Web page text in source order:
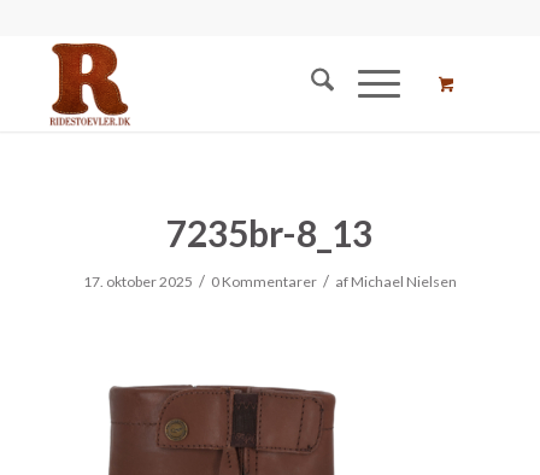
7235br-8_13
17. oktober 2025 / 0 Kommentarer / af Michael Nielsen